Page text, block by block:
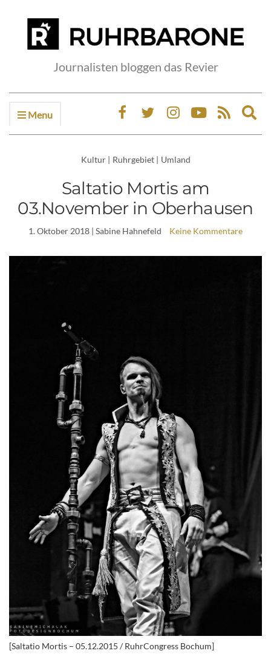
Journalisten bloggen das Revier
Menu
Kultur | Ruhrgebiet | Umland
Saltatio Mortis am
03.November in Oberhausen
1. Oktober 2018 | Sabine Hahnefeld Keine Kommentare
[Saltatio Mortis – 05.12.2015 / RuhrCongress Bochum]